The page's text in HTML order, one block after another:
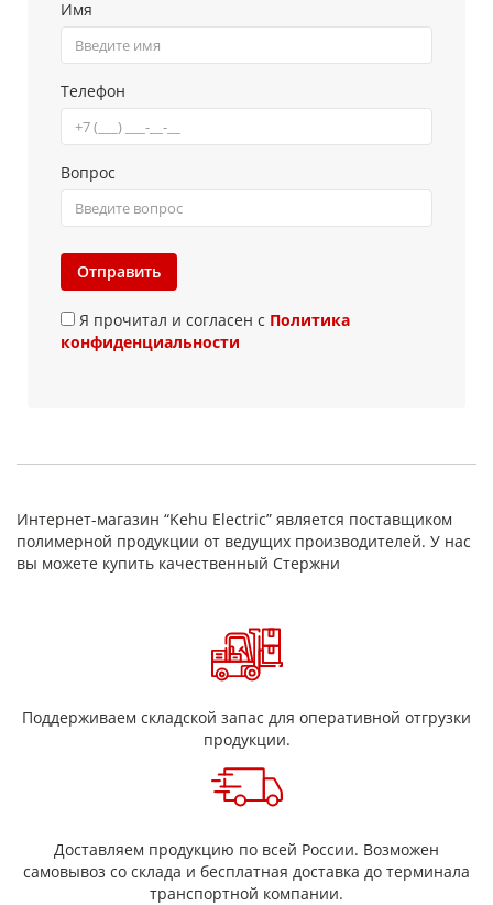
Имя
Телефон
Вопрос
Отправить
Я прочитал и согласен с Политика
конфиденциальности
Интернет-магазин “Kehu Electric” является поставщиком
полимерной продукции от ведущих производителей. У нас
вы можете купить качественный Стержни
Поддерживаем складской запас для оперативной отгрузки
продукции.
Доставляем продукцию по всей России. Возможен
самовывоз со склада и бесплатная доставка до терминала
транспортной компании.